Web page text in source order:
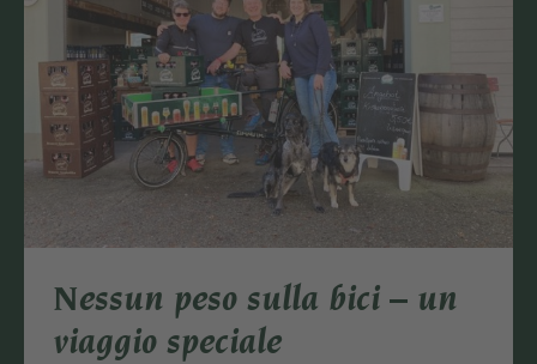
Nessun peso sulla bici – un
viaggio speciale